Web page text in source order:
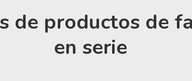
de productos de
en serie